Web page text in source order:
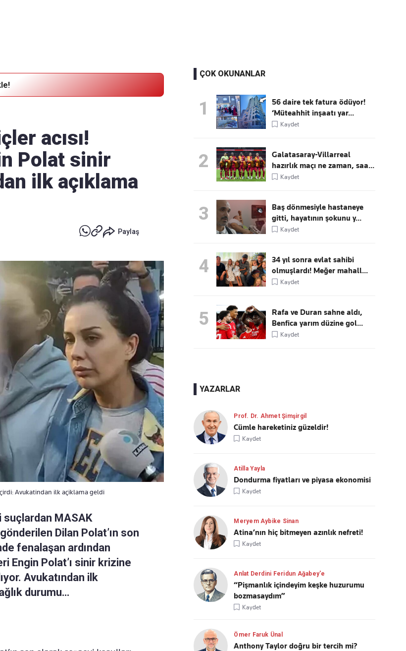
acısı!
Polat sinir
ilk açıklama
Paylaş
Avukatindan ilk açiklama geldi
MASAK
Dilan Polat’ın son
fenalaşan ardından
Engin Polat’ı sinir krizine
Avukatından ilk
durumu…
ÇOK OKUNANLAR
1
56 daire tek fatura ödüyor!
‘Müteahhit inşaatı yar...
Kaydet
2
Galatasaray-Villarreal
hazırlık maçı ne zaman, saa...
Kaydet
3
Baş dönmesiyle hastaneye
gitti, hayatının şokunu y...
Kaydet
4
34 yıl sonra evlat sahibi
olmuşlardı! Meğer mahall...
Kaydet
5
Rafa ve Duran sahne aldı,
Benfica yarım düzine gol...
Kaydet
YAZARLAR
Prof. Dr. Ahmet Şimşirgil
Cümle hareketiniz güzeldir!
Kaydet
Atilla Yayla
Dondurma fiyatları ve piyasa ekonomisi
Kaydet
Meryem Aybike Sinan
Atina’nın hiç bitmeyen azınlık nefreti!
Kaydet
Anlat Derdini Feridun Ağabey'e
“Pişmanlık içindeyim keşke huzurumu
bozmasaydım”
Kaydet
Ömer Faruk Ünal
Anthony Taylor doğru bir tercih mi?